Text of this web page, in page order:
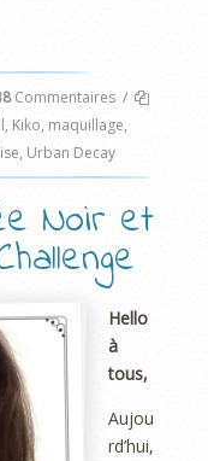
Commentaires /
, Kiko, maquillage,
, Urban Decay
Noir et
Hello
à
tous,
Aujou
rd’hui,